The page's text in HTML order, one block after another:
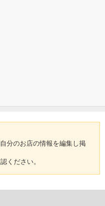
分のお店の情報を編集し掲
ください。